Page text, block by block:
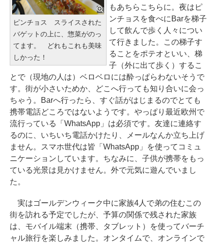
ピンチョス スライスされた
バゲットの上に、惣菜がのっ
てます。 どれもこれも美味
しかった！
もあちらこちらに。夜はピ
ンチョスを食べにBarを梯子
して飲んで歩く人々につい
て行きました。この梯子す
ることをポテオといい、梯
子（外に出て歩く）するこ
とで（現地の人は）ベロベロには酔っぱらわないそうで
す。街が小さいためか、どこへ行っても知り合いに会っ
ちゃう。Barへ行ったら、すぐ話がはじまるのでとても
携帯電話どころではないようです。やっぱり最近欧州で
流行っている「WhatsApp」は必須です。友達に連絡す
るのに、いちいち電話かけたり、メールなんか立ち上げ
ません。スマホ世代は皆「WhatsApp」を使ってコミュ
ニケーションしています。ちなみに、子供が携帯をもっ
ている光景は見かけません。外で元気に遊んでいまし
た。
実はゴールデンウィーク中に家族4人で弟の住むこの
街を訪れる予定でしたが、予算の関係で残された家族
は、モバイル端末（携帯、タブレット）を使ってバーチ
ャル旅行を楽しみました。オンタイムで、オンラインで